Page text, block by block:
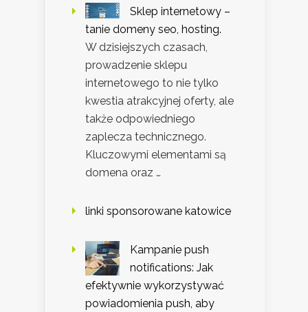
Sklep internetowy –
tanie domeny seo, hosting.
W dzisiejszych czasach,
prowadzenie sklepu
internetowego to nie tylko
kwestia atrakcyjnej oferty, ale
także odpowiedniego
zaplecza technicznego.
Kluczowymi elementami są
domena oraz …
linki sponsorowane katowice
Kampanie push
notifications: Jak
efektywnie wykorzystywać
powiadomienia push, aby